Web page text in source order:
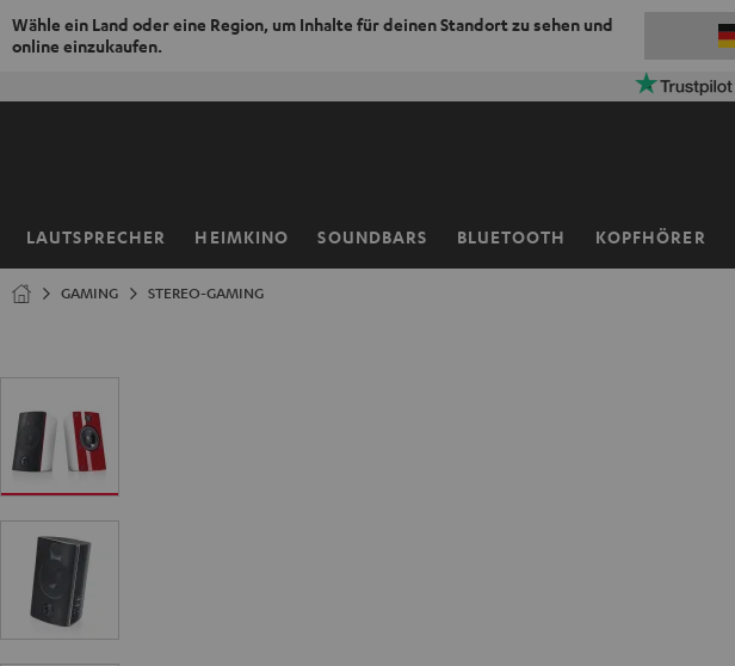
Wähle ein Land oder eine Region, um Inhalte für deinen Standort zu sehen und
online einzukaufen.
LAUTSPRECHER HEIMKINO SOUNDBARS BLUETOOTH KOPFHÖRER
Startseite
GAMING STEREO-GAMING